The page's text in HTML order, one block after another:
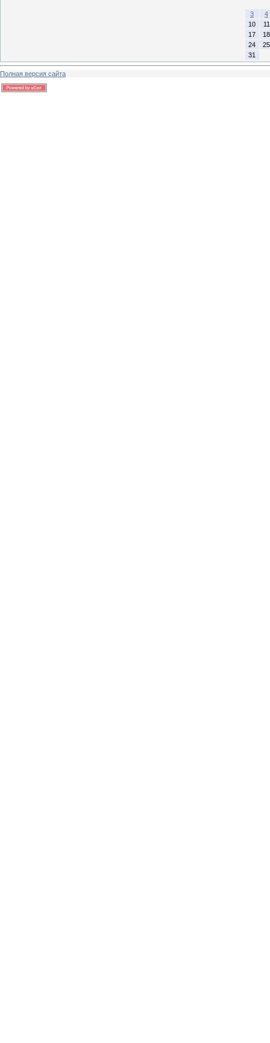
3
4
10
11
17
18
24
25
31
Полная версия сайта